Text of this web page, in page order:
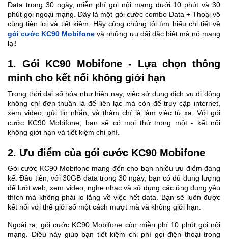
Data trong 30 ngày, miễn phí gọi nội mạng dưới 10 phút và 30
phút gọi ngoại mạng. Đây là một gói cước combo Data + Thoại vô
cùng tiện lợi và tiết kiệm. Hãy cùng chúng tôi tìm hiểu chi tiết về
gói cước KC90 Mobifone và những ưu đãi đặc biệt mà nó mang
lại!
1. Gói KC90 Mobifone - Lựa chọn thông
minh cho kết nối không giới hạn
Trong thời đại số hóa như hiện nay, việc sử dụng dịch vụ di động
không chỉ đơn thuần là để liên lạc mà còn để truy cập internet,
xem video, gửi tin nhắn, và thậm chí là làm việc từ xa. Với gói
cước KC90 Mobifone, bạn sẽ có mọi thứ trong một - kết nối
không giới hạn và tiết kiệm chi phí.
2. Ưu điểm của gói cước KC90 Mobifone
Gói cước KC90 Mobifone mang đến cho bạn nhiều ưu điểm đáng
kể. Đầu tiên, với 30GB data trong 30 ngày, bạn có đủ dung lượng
để lướt web, xem video, nghe nhạc và sử dụng các ứng dụng yêu
thích mà không phải lo lắng về việc hết data. Bạn sẽ luôn được
kết nối với thế giới số một cách mượt mà và không giới hạn.
Ngoài ra, gói cước KC90 Mobifone còn miễn phí 10 phút gọi nội
mạng. Điều này giúp bạn tiết kiệm chi phí gọi điện thoại trong